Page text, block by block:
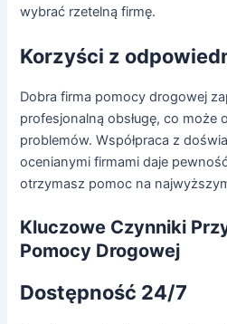
wybrać rzetelną firmę.
Korzyści z
Dobra firma pomocy drogowej
profesjonalną obsługę, co może
problemów. Współpraca z
ocenianymi firmami daje
otrzymasz pomoc na
Kluczowe Czynniki
Pomocy Drogowej
Dostępność 24/7